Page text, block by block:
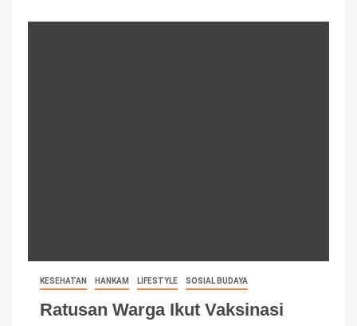
KESEHATAN HANKAM LIFESTYLE SOSIAL BUDAYA
Ratusan Warga Ikut Vaksinasi